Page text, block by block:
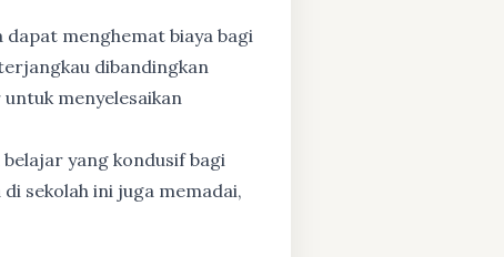
menghemat biaya bagi
dibandingkan
menyelesaikan
yang kondusif bagi
sekolah ini juga memadai,